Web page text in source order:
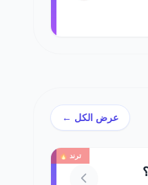
عرض الكل ←
ترند 🔥